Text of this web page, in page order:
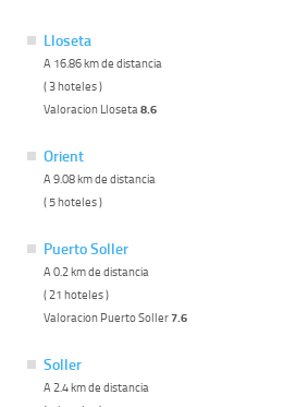
Lloseta
A 16.86 km de distancia
( 3 hoteles )
Valoracion Lloseta 8.6
Orient
A 9.08 km de distancia
( 5 hoteles )
Puerto Soller
A 0.2 km de distancia
( 21 hoteles )
Valoracion Puerto Soller7.6
Soller
A 2.4 km de distancia